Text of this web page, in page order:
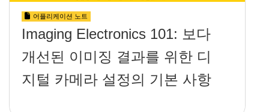
어플리케이션 노트
Imaging Electronics 101: 보다
개선된 이미징 결과를 위한 디
지털 카메라 설정의 기본 사항